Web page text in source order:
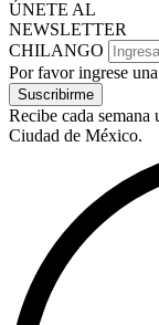
ÚNETE AL
NEWSLETTER
CHILANGO
Por favor ingrese
Suscribirme
Recibe cada semana
Ciudad de México.